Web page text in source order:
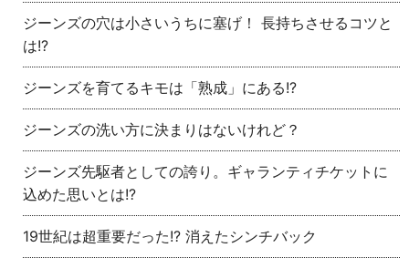
ジーンズの穴は小さいうちに塞げ！ 長持ちさせるコツと
は!?
ジーンズを育てるキモは「熟成」にある!?
ジーンズの洗い方に決まりはないけれど？
ジーンズ先駆者としての誇り。ギャランティチケットに
込めた思いとは!?
19世紀は超重要だった!? 消えたシンチバック